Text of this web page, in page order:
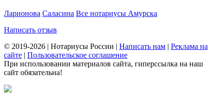
Ларионова Саласина Все нотариусы Амурска
Написать отзыв
© 2019-2026 | Нотариусы России | Написать нам | Реклама на
сайте | Пользовательское соглашение
При использовании материалов сайта, гиперссылка на наш
сайт обязательна!